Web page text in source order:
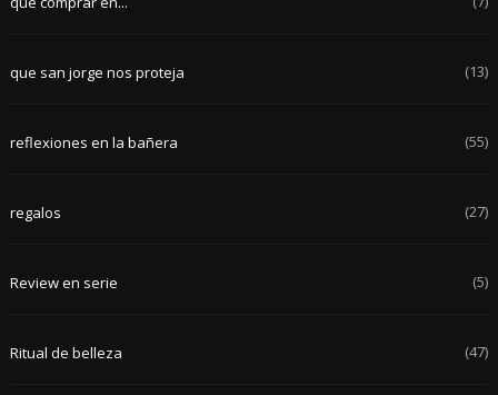
que san jorge nos proteja (13)
reflexiones en la bañera (55)
regalos (27)
Review en serie (5)
Ritual de belleza (47)